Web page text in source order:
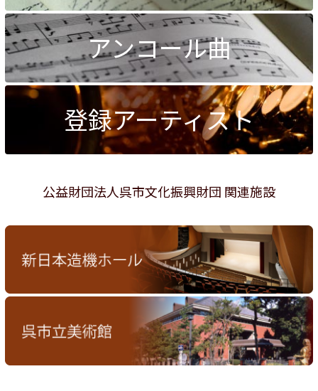
アンコール曲
登録アーティスト
公益財団法人呉市文化振興財団 関連施設